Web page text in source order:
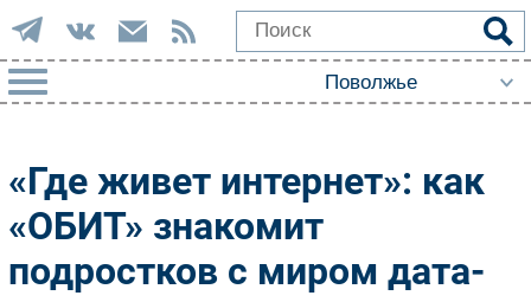
Импорто­замещение
Автоматизация Промышленности
Интернет
Мобильная связь
«Где живет интернет»: как
«ОБИТ» знакомит
подростков с миром дата-